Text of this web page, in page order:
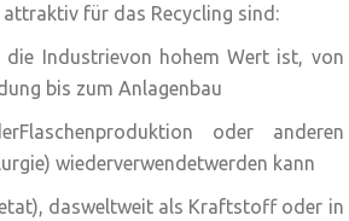
für das Recycling sind:
Industrievon hohem Wert ist, von
bis zum Anlagenbau
oder anderen
wiederverwendetwerden kann
dasweltweit als Kraftstoff oder in